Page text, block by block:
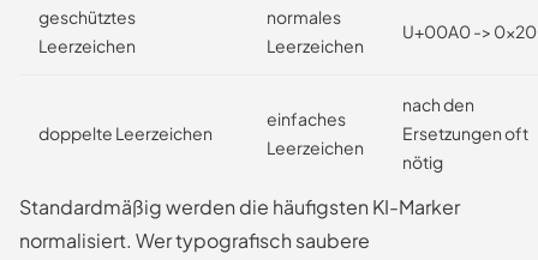
geschütztes
Leerzeichen
normales
Leerzeichen
U+00A0 -> 0x20
doppelte Leerzeichen
einfaches
Leerzeichen
nach den
Ersetzungen oft
nötig
Standardmäßig werden die häufigsten KI-Marker
normalisiert. Wer typografisch saubere